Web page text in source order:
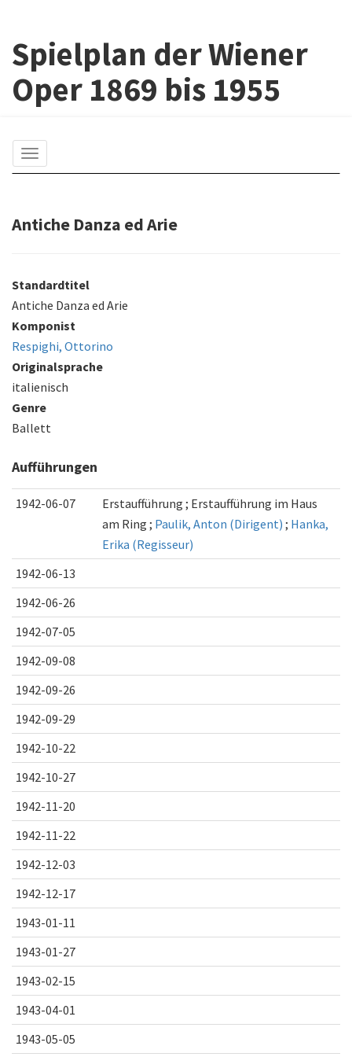
Spielplan der Wiener
Oper 1869 bis 1955
Toggle
navigation
Antiche Danza ed Arie
Standardtitel
Antiche Danza ed Arie
Komponist
Respighi, Ottorino
Originalsprache
italienisch
Genre
Ballett
Aufführungen
1942-06-07 Erstaufführung Erstaufführung im Haus
am Ring Paulik, Anton (Dirigent) Hanka,
Erika (Regisseur)
1942-06-13
1942-06-26
1942-07-05
1942-09-08
1942-09-26
1942-09-29
1942-10-22
1942-10-27
1942-11-20
1942-11-22
1942-12-03
1942-12-17
1943-01-11
1943-01-27
1943-02-15
1943-04-01
1943-05-05